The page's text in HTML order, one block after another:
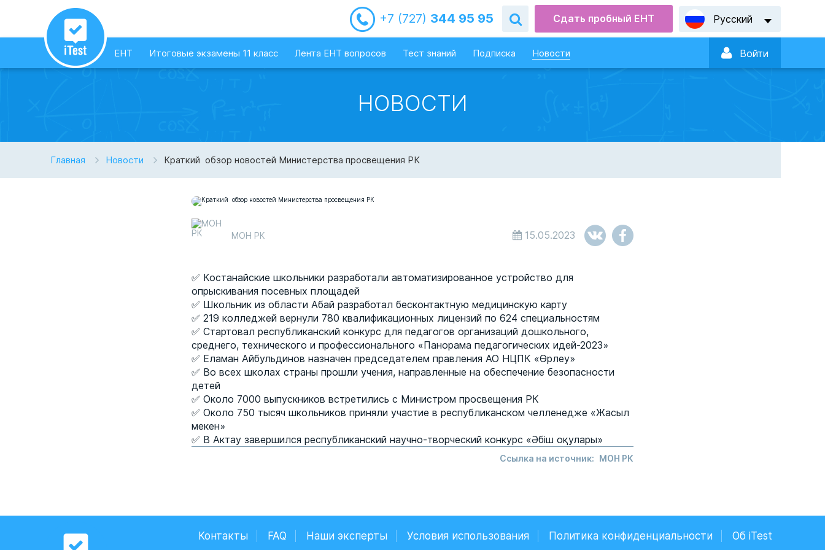
+7 (727) 344 95 95 Сдать пробный ЕНТ Русский
ЕНТ Итоговые экзамены 11 класс Лента ЕНТ вопросов Тест знаний Подписка Новости  Войти
НОВОСТИ
Главная Новости Краткий обзор новостей Министерства просвещения РК
МОН РК 15.05.2023
✅ Костанайские школьники разработали автоматизированное устройство для
опрыскивания посевных площадей
✅ Школьник из области Абай разработал бесконтактную медицинскую карту
✅ 219 колледжей вернули 780 квалификационных лицензий по 624 специальностям
✅ Стартовал республиканский конкурс для педагогов организаций дошкольного,
среднего, технического и профессионального «Панорама педагогических идей-2023»
✅ Еламан Айбульдинов назначен председателем правления АО НЦПК «Өрлеу»
✅ Во всех школах страны прошли учения, направленные на обеспечение безопасности
детей
✅ Около 7000 выпускников встретились с Министром просвещения РК
✅ Около 750 тысяч школьников приняли участие в республиканском челленедже «Жасыл
мекен»
✅ В Актау завершился республиканский научно-творческий конкурс «Әбіш оқулары»
Ссылка на источник: МОН РК
Контакты FAQ Наши эксперты Условия использования Политика конфиденциальности Об iTest